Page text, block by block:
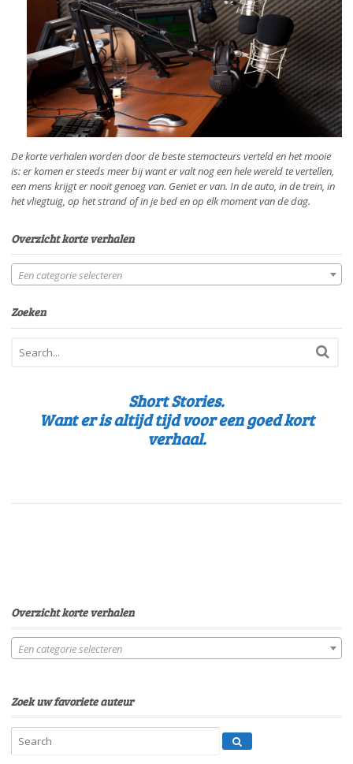
De korte verhalen worden door de beste stemacteurs verteld en het mooie
is: er komen er steeds meer bij want er valt nog een hele wereld te vertellen,
een mens krijgt er nooit genoeg van. Geniet er van. In de auto, in de trein, in
het vliegtuig, op het strand of in je bed en op elk moment van de dag.
Overzicht korte verhalen
Een categorie selecteren
Zoeken
Short Stories.
Want er is altijd tijd voor een goed kort
verhaal.
Overzicht korte verhalen
Een categorie selecteren
Zoek uw favoriete auteur